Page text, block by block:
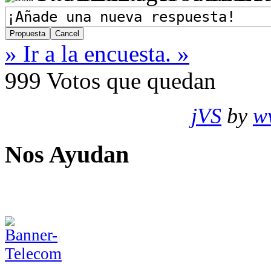
» Ir a la encuesta. »
999 Votos que quedan
jVS by
Nos Ayudan